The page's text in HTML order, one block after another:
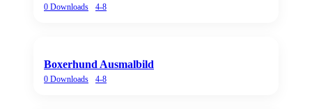
0 Downloads 4-8
Boxerhund Ausmalbild
0 Downloads 4-8